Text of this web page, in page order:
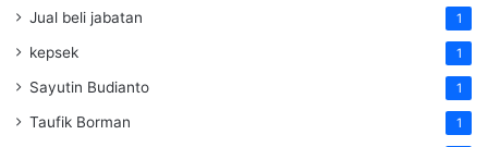
Jual beli jabatan 1
kepsek 1
Sayutin Budianto 1
Taufik Borman 1